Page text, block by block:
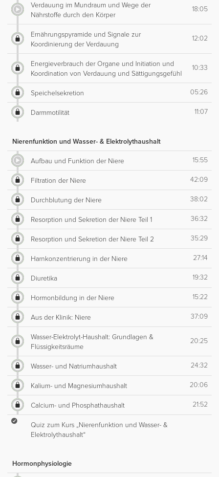
Verdauung im Mundraum und Wege der
Nährstoffe durch den Körper
18:05
Ernährungspyramide und Signale zur
Koordinierung der Verdauung
12:02
Energieverbrauch der Organe und Initiation und
Koordination von Verdauung und Sättigungsgefühl
10:33
Speichelsekretion 05:26
Darmmotilität 11:07
Nierenfunktion und Wasser- & Elektrolythaushalt
Aufbau und Funktion der Niere 15:55
Filtration der Niere 42:09
Durchblutung der Niere 38:02
Resorption und Sekretion der Niere Teil 1 36:32
Resorption und Sekretion der Niere Teil 2 35:29
Harnkonzentrierung in der Niere 27:14
Diuretika 19:32
Hormonbildung in der Niere 15:22
Aus der Klinik: Niere 37:09
Wasser-Elektrolyt-Haushalt: Grundlagen &
Flüssigkeitsräume
20:25
Wasser- und Natriumhaushalt 24:32
Kalium- und Magnesiumhaushalt 20:06
Calcium- und Phosphathaushalt 21:52
Quiz zum Kurs „Nierenfunktion und Wasser- &
Elektrolythaushalt“
Hormonphysiologie